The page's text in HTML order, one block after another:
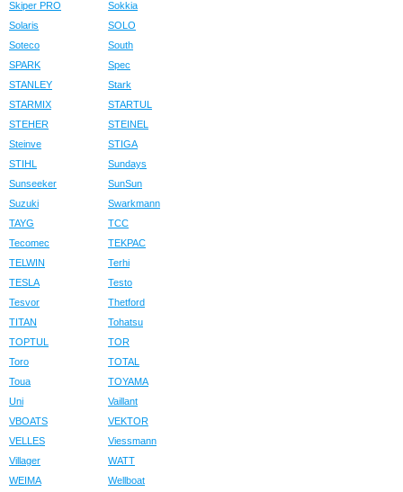
Skiper PRO
Sokkia
Solaris
SOLO
Soteco
South
SPARK
Spec
STANLEY
Stark
STARMIX
STARTUL
STEHER
STEINEL
Steinve
STIGA
STIHL
Sundays
Sunseeker
SunSun
Suzuki
Swarkmann
TAYG
TCC
Tecomec
TEKPAC
TELWIN
Terhi
TESLA
Testo
Tesvor
Thetford
TITAN
Tohatsu
TOPTUL
TOR
Toro
TOTAL
Toua
TOYAMA
Uni
Vaillant
VBOATS
VEKTOR
VELLES
Viessmann
Villager
WATT
WEIMA
Wellboat